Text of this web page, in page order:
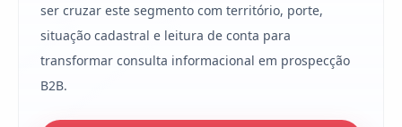
ser cruzar este segmento com território, porte,
situação cadastral e leitura de conta para
transformar consulta informacional em prospecção
B2B.